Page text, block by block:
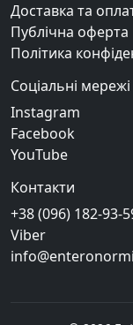
Доставка та
Публічна оферта
Політика
Соціальні мережі
Instagram
Facebook
YouTube
Контакти
+38 (096) 182-93-
Viber